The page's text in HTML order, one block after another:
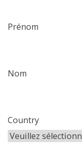
Prénom
Nom
Country